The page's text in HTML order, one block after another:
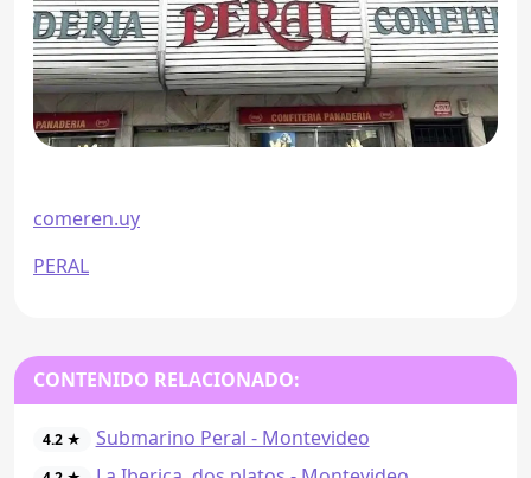
comeren.uy
PERAL
CONTENIDO RELACIONADO:
4.2 ★ Submarino Peral - Montevideo